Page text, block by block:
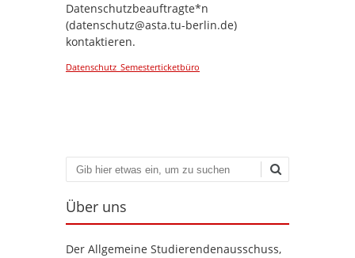
Datenschutzbeauftragte*n
(datenschutz@asta.tu-berlin.de)
kontaktieren.
Datenschutz_Semesterticketbüro
Suchen
Über uns
Der Allgemeine Studierendenausschuss,